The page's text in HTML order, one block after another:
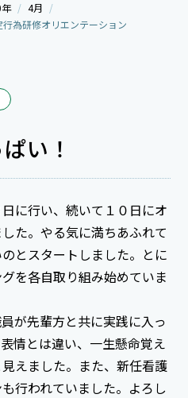
4月
為研修オリエンテーション
い！
に行い、続いて１０日にオ
た。やる気に満ちあふれて
とスタートしました。とに
を各自取り組み始めていま
が先輩方と共に実践に入っ
情とは違い、一生懸命覚え
えました。また、新任看護
行われていました。よろし